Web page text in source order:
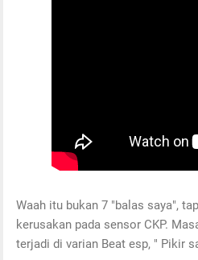
Waah itu bukan 7 "balas saya",
kerusakan pada sensor CKP.
terjadi di varian Beat esp, " Pikir